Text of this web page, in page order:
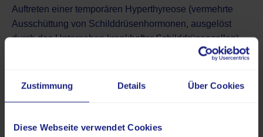
Zustimmung Details Über Cookies
Diese Webseite verwendet Cookies
Auftreten einer temporären Hyperthyreose (vermehrte
Ausschüttung von Schilddrüsenhormonen, ausgelöst
durch das Untergehen krankhafter Schilddrüsenzellen).
Auch Schwellung und Schmerzen der Schilddrüse sowie
können auftreten.
Symptomen wie Blutarmut, Erschöpfung,